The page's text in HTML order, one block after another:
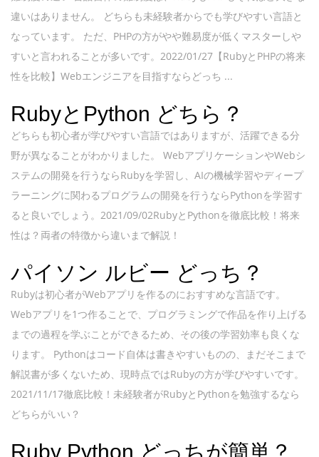
違いはありません。 どちらも未経験者からでも学びやすい言語と
なっています。 ただ、PHPの方がやや難易度が低くマスターしや
すいと言われることが多いです。2022/01/27【RubyとPHPの将来
性を比較】Webエンジニアを目指すならどっち ...
RubyとPython どちら？
どちらも初心者が学びやすい言語ではありますが、活躍できる分
野が異なることがわかりました。 WebアプリケーションやWebシ
ステムの開発を行うならRubyを学習し、AIの機械学習やディープ
ラーニングに関わるプログラムの開発を行うならPythonを学習す
ると良いでしょう。2021/09/02RubyとPythonを徹底比較！将来
性は？両者の特徴から違いまで解説！
パイソン ルビー どっち？
Rubyは初心者がWebアプリを作るのにおすすめな言語です。
Webアプリを1つ作ることで、プログラミングで作品を作り上げる
までの過程を学ぶことができるため、その後の学習効率も良くな
ります。 Pythonはコード自体は書きやすいものの、まだそこまで
解説書が多くないため、現時点ではRubyの方が学びやすいです。
2021/11/17徹底比較！未経験者がRubyとPythonを勉強するなら
どちらがいい？
Ruby Python どっちが簡単？